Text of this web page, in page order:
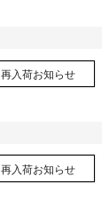
再入荷お知らせ
再入荷お知らせ